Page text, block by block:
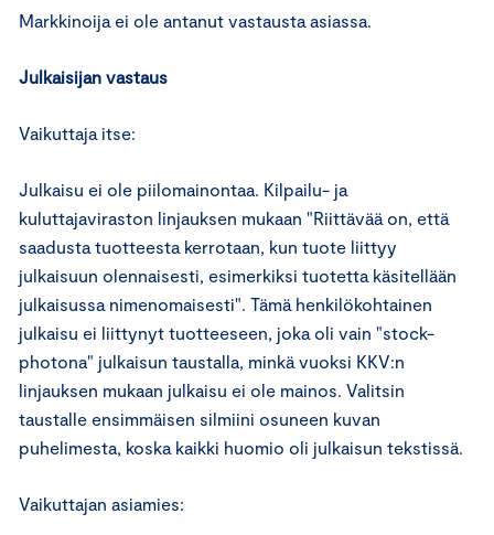
Markkinoija ei ole antanut vastausta asiassa.
Julkaisijan vastaus
Vaikuttaja itse:
Julkaisu ei ole piilomainontaa. Kilpailu- ja
kuluttajaviraston linjauksen mukaan "Riittävää on, että
saadusta tuotteesta kerrotaan, kun tuote liittyy
julkaisuun olennaisesti, esimerkiksi tuotetta käsitellään
julkaisussa nimenomaisesti". Tämä henkilökohtainen
julkaisu ei liittynyt tuotteeseen, joka oli vain "stock-
photona" julkaisun taustalla, minkä vuoksi KKV:n
linjauksen mukaan julkaisu ei ole mainos. Valitsin
taustalle ensimmäisen silmiini osuneen kuvan
puhelimesta, koska kaikki huomio oli julkaisun tekstissä.
Vaikuttajan asiamies: